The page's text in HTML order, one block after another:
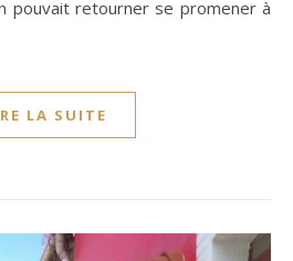
pouvait retourner se promener à
LA SUITE